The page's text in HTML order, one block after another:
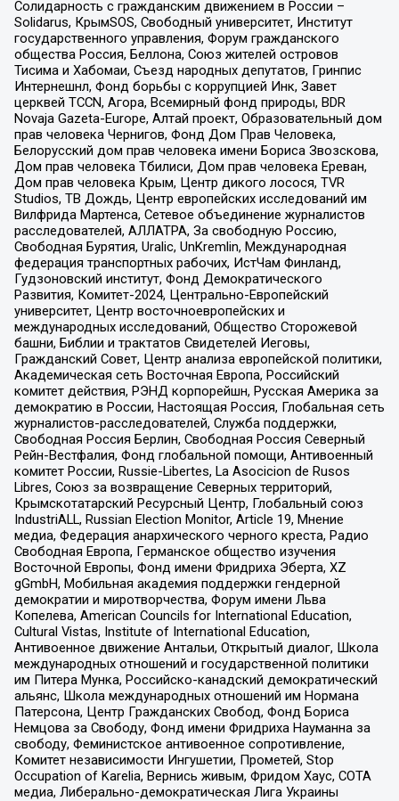
Солидарность с гражданским движением в России –
Solidarus, КрымSOS, Свободный университет, Институт
государственного управления, Форум гражданского
общества Россия, Беллона, Союз жителей островов
Тисима и Хабомаи, Съезд народных депутатов, Гринпис
Интернешнл, Фонд борьбы с коррупцией Инк, Завет
церквей TCCN, Агора, Всемирный фонд природы, BDR
Novaja Gazeta-Europe, Алтай проект, Образовательный дом
прав человека Чернигов, Фонд Дом Прав Человека,
Белорусский дом прав человека имени Бориса Звозскова,
Дом прав человека Тбилиси, Дом прав человека Ереван,
Дом прав человека Крым, Центр дикого лосося, TVR
Studios, ТВ Дождь, Центр европейских исследований им
Вилфрида Мартенса, Сетевое объединение журналистов
расследователей, АЛЛАТРА, За свободную Россию,
Свободная Бурятия, Uralic, UnKremlin, Международная
федерация транспортных рабочих, ИстЧам Финланд,
Гудзоновский институт, Фонд Демократического
Развития, Комитет-2024, Центрально-Европейский
университет, Центр восточноевропейских и
международных исследований, Общество Сторожевой
башни, Библии и трактатов Свидетелей Иеговы,
Гражданский Совет, Центр анализа европейской политики,
Академическая сеть Восточная Европа, Российский
комитет действия, РЭНД корпорейшн, Русская Америка за
демократию в России, Настоящая Россия, Глобальная сеть
журналистов-расследователей, Служба поддержки,
Свободная Россия Берлин, Свободная Россия Северный
Рейн-Вестфалия, Фонд глобальной помощи, Антивоенный
комитет России, Russie-Libertes, La Asocicion de Rusos
Libres, Союз за возвращение Северных территорий,
Крымскотатарский Ресурсный Центр, Глобальный союз
IndustriALL, Russian Election Monitor, Article 19, Мнение
медиа, Федерация анархического черного креста, Радио
Свободная Европа, Германское общество изучения
Восточной Европы, Фонд имени Фридриха Эберта, XZ
gGmbH, Мобильная академия поддержки гендерной
демократии и миротворчества, Форум имени Льва
Копелева, American Councils for International Education,
Cultural Vistas, Institute of International Education,
Антивоенное движение Антальи, Открытый диалог, Школа
международных отношений и государственной политики
им Питера Мунка, Российско-канадский демократический
альянс, Школа международных отношений им Нормана
Патерсона, Центр Гражданских Свобод, Фонд Бориса
Немцова за Свободу, Фонд имени Фридриха Науманна за
свободу, Феминистское антивоенное сопротивление,
Комитет независимости Ингушетии, Прометей, Stop
Occupation of Karelia, Вернись живым, Фридом Хаус, СОТА
медиа, Либерально-демократическая Лига Украины